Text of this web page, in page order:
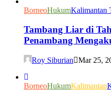
BorneoHukumKalimantan
Tambang Liar di
Penambang
Roy Siburian Mar 25,
BorneoHukumKalimantan